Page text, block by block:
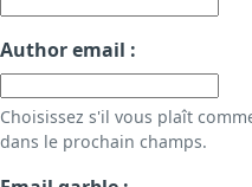
Author email :
Choisissez s'il vous plaît
dans le prochain champs.